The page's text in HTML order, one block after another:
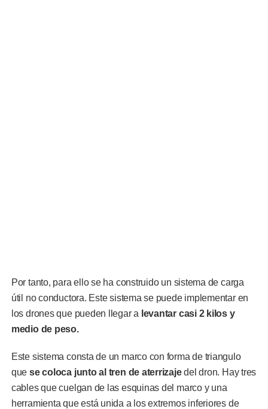
Por tanto, para ello se ha construido un sistema de carga
útil no conductora. Este sistema se puede implementar en
los drones que pueden llegar a levantar casi 2 kilos y
medio de peso.
Este sistema consta de un marco con forma de triangulo
quese coloca junto al tren de aterrizajedel dron. Hay tres
cables que cuelgan de las esquinas del marco y una
herramienta que está unida a los extremos inferiores de